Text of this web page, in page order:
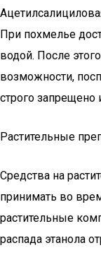
При похмелье
водой. После
возможности,
строго
Растительные
Средства на
принимать во
растительные
распада этанола